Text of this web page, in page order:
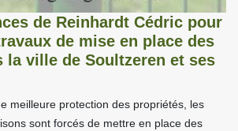
de Reinhardt Cédric pour
de mise en place des
la ville de Soultzeren et ses
meilleure protection des propriétés, les
sont forcés de mettre en place des